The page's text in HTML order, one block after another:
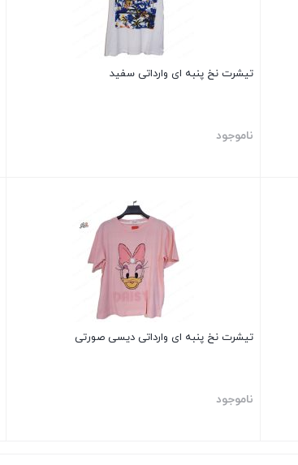
تیشرت نخ پنبه ای وارداتی سفید
ناموجود
تیشرت نخ پنبه ای وارداتی دیسی صورتی
ناموجود